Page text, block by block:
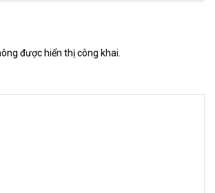
được hiển thị công khai.